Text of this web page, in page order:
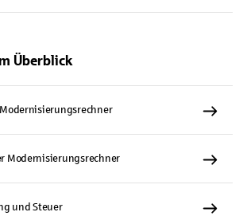
Überblick
Modernisierungsrechner
und Steuer